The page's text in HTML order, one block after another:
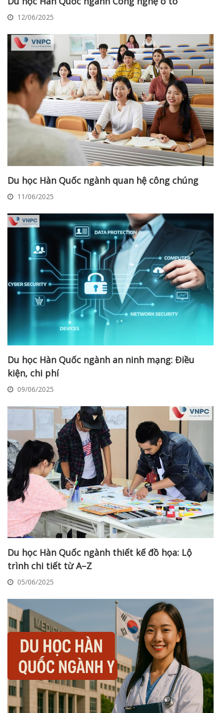
12/06/2025
Du học Hàn Quốc ngành quan hệ công chúng
11/06/2025
Du học Hàn Quốc ngành an ninh mạng: Điều
kiện, chi phí
09/06/2025
Du học Hàn Quốc ngành thiết kế đồ họa: Lộ
trình chi tiết từ A–Z
05/06/2025